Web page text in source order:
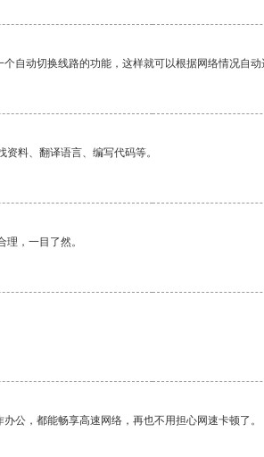
自动切换线路的功能，这样就可以根据网络情况自动
料、翻译语言、编写代码等。
，一目了然。
公，都能畅享高速网络，再也不用担心网速卡顿了。